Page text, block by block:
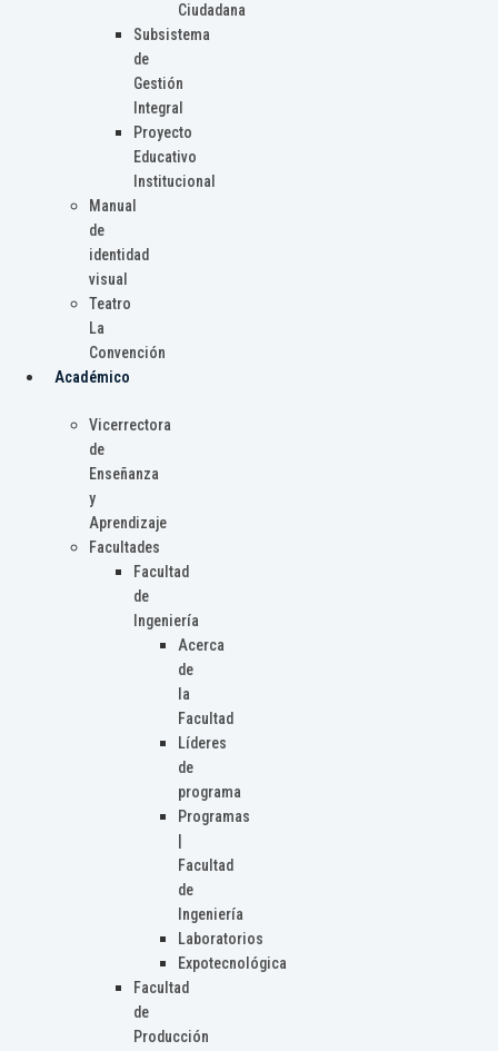
Ciudadana
Subsistema
de
Gestión
Integral
Proyecto
Educativo
Institucional
Manual
de
identidad
visual
Teatro
La
Convención
Académico
Vicerrectora
de
Enseñanza
y
Aprendizaje
Facultades
Facultad
de
Ingeniería
Acerca
de
la
Facultad
Líderes
de
programa
Programas
Facultad
de
Ingeniería
Laboratorios
Expotecnológica
Facultad
de
Producción